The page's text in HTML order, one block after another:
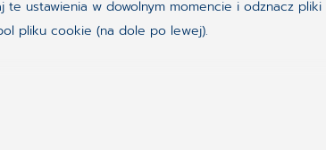
ustawienia w dowolnym momencie i odznacz
pliku cookie (na dole po lewej).